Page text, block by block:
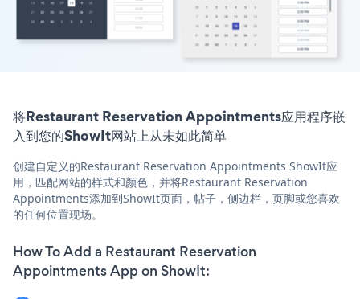
将Restaurant Reservation Appointments应用程序嵌
入到您的ShowIt网站上从未如此简单
创建自定义的Restaurant Reservation Appointments ShowIt应
用，匹配网站的样式和颜色，并将Restaurant Reservation
Appointments添加到ShowIt页面，帖子，侧边栏，页脚或您喜欢
的任何位置现场。
How To Add a Restaurant Reservation
Appointments App on ShowIt: